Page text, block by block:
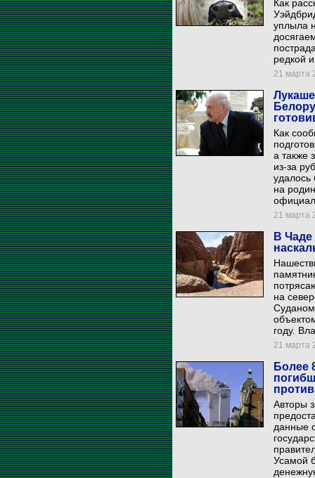
Как
уплыла
редкой
21 марта
Как
а также
из-за
на
21 марта
В
на
году.
21 марта
Более
Авторы
данные
Усамой